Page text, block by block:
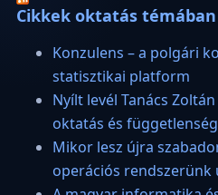
Cikkek oktatás témában
Konzulens – a polgári
statisztikai platform
Nyílt levél Tanács
oktatás és
Mikor lesz újra
operációs rendszerünk